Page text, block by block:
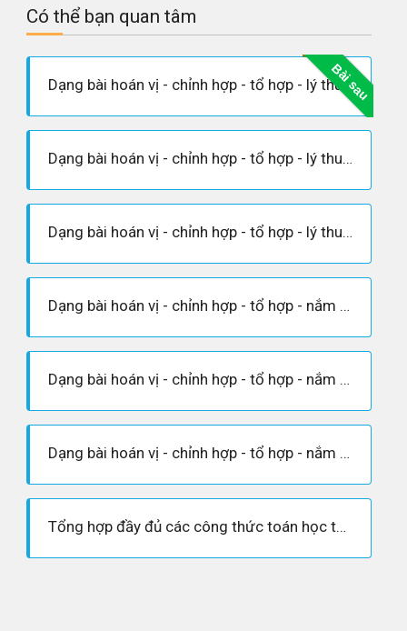
Có thể bạn quan tâm
Bài sau
Dạng bài hoán vị - chỉnh hợp - tổ hợp - lý thuyết quy tắc cộng tổ hợp
Dạng bài hoán vị - chỉnh hợp - tổ hợp - lý thuyết quy tắc nhân
Dạng bài hoán vị - chỉnh hợp - tổ hợp - lý thuyết giai thừa
Dạng bài hoán vị - chỉnh hợp - tổ hợp - nắm vững lý thuyết về hoán vị
Dạng bài hoán vị - chỉnh hợp - tổ hợp - nắm vững lý thuyết chỉnh hợp
Dạng bài hoán vị - chỉnh hợp - tổ hợp - nắm vững lý thuyết về tổ hợp
Tổng hợp đầy đủ các công thức toán học tổng hữu hạn không nên bỏ qua